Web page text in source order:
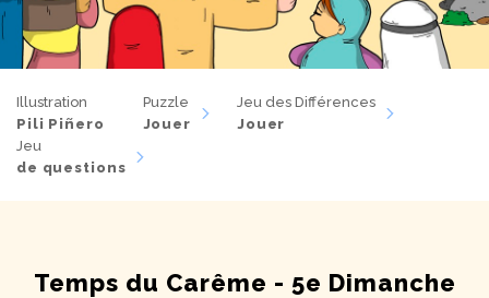
Illustration
Pili Piñero
Puzzle
Jouer
Jeu des Différences
Jouer
Jeu
de questions
Temps du Carême - 5e Dimanche